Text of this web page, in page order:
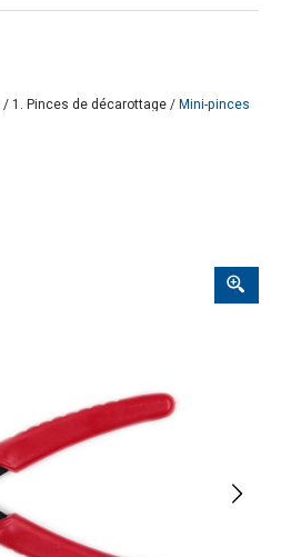
/1. Pinces de décarottage/Mini-pinces